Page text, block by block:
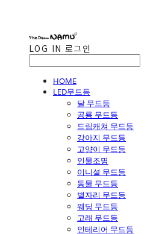
LOG IN 로그인
HOME
LED무드등
달 무드등
공룡 무드등
드림캐쳐 무드등
강아지 무드등
고양이 무드등
인물조명
이니셜 무드등
동물 무드등
별자리 무드등
웨딩 무드등
고래 무드등
인테리어 무드등